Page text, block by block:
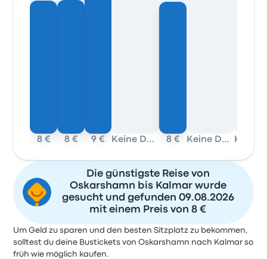
8 € 8 € 9 € Keine Daten 8 € Keine Daten
Die günstigste Reise von
Oskarshamn bis Kalmar wurde
gesucht und gefunden 09.08.2026
mit einem Preis von 8 €
Um Geld zu sparen und den besten Sitzplatz zu bekommen,
solltest du deine Bustickets von Oskarshamn nach Kalmar so
früh wie möglich kaufen.